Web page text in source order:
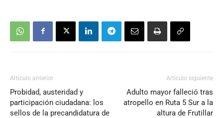
Artículo anterior
Probidad, austeridad y
participación ciudadana: los
sellos de la precandidatura de
Artículo siguiente
Adulto mayor falleció tras
atropello en Ruta 5 Sur a la
altura de Frutillar